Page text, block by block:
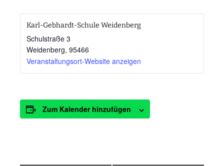
Karl-Gebhardt-Schule Weidenberg
Schulstraße 3
Weidenberg, 95466
Veranstaltungsort-Website anzeigen
Zum Kalender hinzufügen